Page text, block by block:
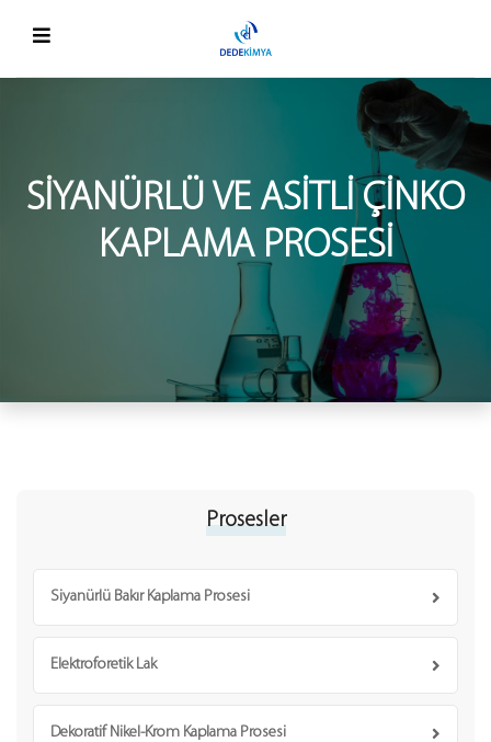
SIYANÜRLÜ VE ASITLI ÇINKO
KAPLAMA PROSESI
Prosesler
Siyanürlü Bakır Kaplama Prosesi
Elektroforetik Lak
Dekoratif Nikel-Krom Kaplama Prosesi